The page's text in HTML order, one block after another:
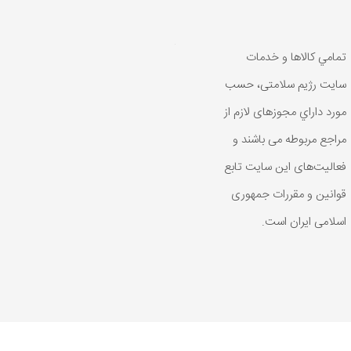
تمامي كالاها و خدمات
سایت رژیم سلامتی، حسب
مورد داراي مجوزهای لازم از
مراجع مربوطه می باشند و
فعاليت‌های اين سايت تابع
قوانين و مقررات جمهوری
اسلامی ايران است.